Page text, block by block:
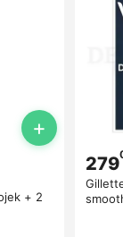
+
+ 2
279